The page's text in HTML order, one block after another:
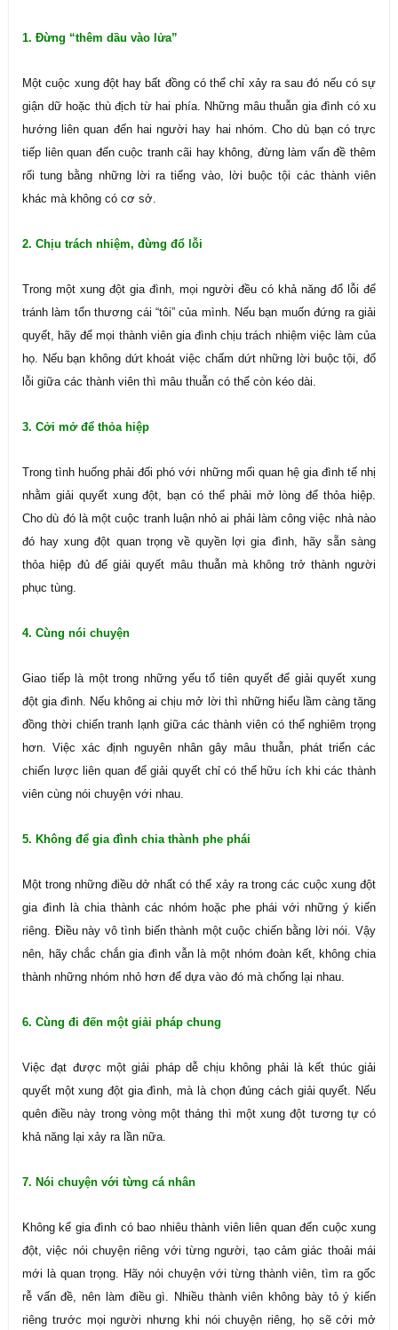
1. Đừng “thêm dầu vào lửa”
Một cuộc xung đột hay bất đồng có thể chỉ xảy ra sau đó nếu có sự
giận dữ hoặc thù địch từ hai phía. Những mâu thuẫn gia đình có xu
hướng liên quan đến hai người hay hai nhóm. Cho dù bạn có trực
tiếp liên quan đến cuộc tranh cãi hay không, đừng làm vấn đề thêm
rối tung bằng những lời ra tiếng vào, lời buộc tội các thành viên
khác mà không có cơ sở.
2. Chịu trách nhiệm, đừng đổ lỗi
Trong một xung đột gia đình, mọi người đều có khả năng đổ lỗi để
tránh làm tổn thương cái “tôi” của mình. Nếu bạn muốn đứng ra giải
quyết, hãy để mọi thành viên gia đình chịu trách nhiệm việc làm của
họ. Nếu bạn không dứt khoát việc chấm dứt những lời buộc tội, đổ
lỗi giữa các thành viên thì mâu thuẫn có thể còn kéo dài.
3. Cởi mở để thỏa hiệp
Trong tình huống phải đối phó với những mối quan hệ gia đình tế nhị
nhằm giải quyết xung đột, bạn có thể phải mở lòng để thỏa hiệp.
Cho dù đó là một cuộc tranh luận nhỏ ai phải làm công việc nhà nào
đó hay xung đột quan trọng về quyền lợi gia đình, hãy sẵn sàng
thỏa hiệp đủ để giải quyết mâu thuẫn mà không trở thành người
phục tùng.
4. Cùng nói chuyện
Giao tiếp là một trong những yếu tố tiên quyết để giải quyết xung
đột gia đình. Nếu không ai chịu mở lời thì những hiểu lầm càng tăng
đồng thời chiến tranh lạnh giữa các thành viên có thể nghiêm trọng
hơn. Việc xác định nguyên nhân gây mâu thuẫn, phát triển các
chiến lược liên quan để giải quyết chỉ có thể hữu ích khi các thành
viên cùng nói chuyện với nhau.
5. Không để gia đình chia thành phe phái
Một trong những điều dở nhất có thể xảy ra trong các cuộc xung đột
gia đình là chia thành các nhóm hoặc phe phái với những ý kiến
riêng. Điều này vô tình biến thành một cuộc chiến bằng lời nói. Vậy
nên, hãy chắc chắn gia đình vẫn là một nhóm đoàn kết, không chia
thành những nhóm nhỏ hơn để dựa vào đó mà chống lại nhau.
6. Cùng đi đến một giải pháp chung
Việc đạt được một giải pháp dễ chịu không phải là kết thúc giải
quyết một xung đột gia đình, mà là chọn đúng cách giải quyết. Nếu
quên điều này trong vòng một tháng thì một xung đột tương tự có
khả năng lại xảy ra lần nữa.
7. Nói chuyện với từng cá nhân
Không kể gia đình có bao nhiêu thành viên liên quan đến cuộc xung
đột, việc nói chuyện riêng với từng người, tạo cảm giác thoải mái
mới là quan trọng. Hãy nói chuyện với từng thành viên, tìm ra gốc
rễ vấn đề, nên làm điều gì. Nhiều thành viên không bày tỏ ý kiến
riêng trước mọi người nhưng khi nói chuyện riêng, họ sẽ cởi mở